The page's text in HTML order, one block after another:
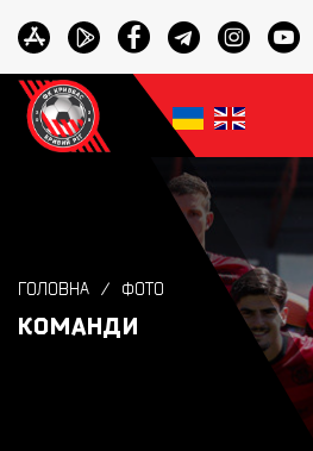
ГОЛОВНА ФОТО
КОМАНДИ